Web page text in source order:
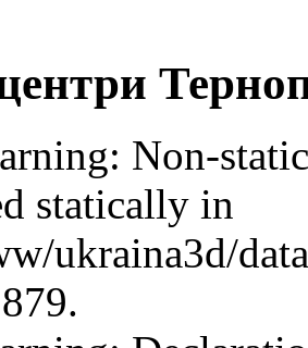
Non-
statically in
ukraina3d/